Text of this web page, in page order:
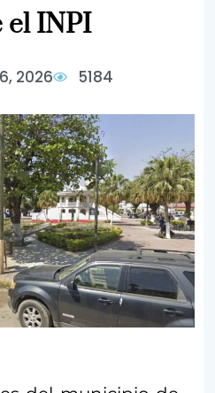
el INPI
2026 5184